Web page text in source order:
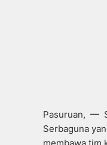
Pasuruan, —
Serbaguna